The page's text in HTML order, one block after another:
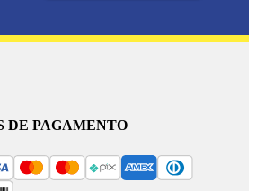
DE PAGAMENTO